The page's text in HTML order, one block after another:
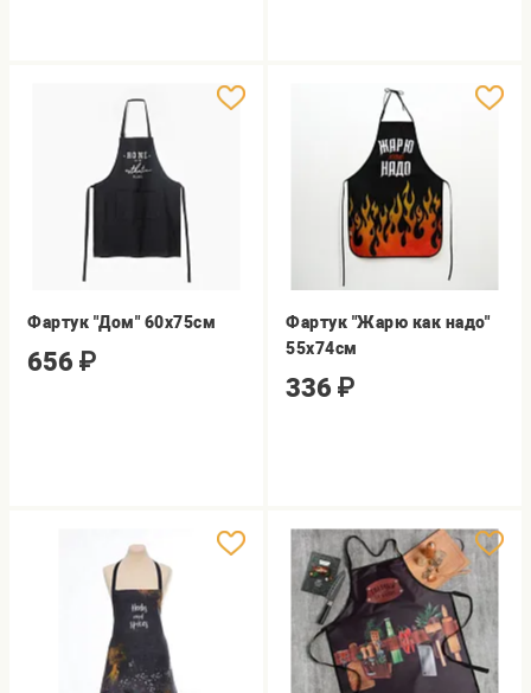
Фартук "Дом" 60х75см
656 ₽
Фартук "Жарю как надо"
55х74см
336 ₽